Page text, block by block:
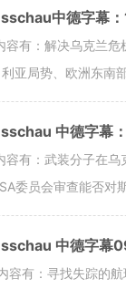
中德字幕
容有：解决乌克兰
亚局势、欧洲东南
中德字幕
容有：武装分子在
委员会审查能否对
中德字幕
容有：寻找失踪的